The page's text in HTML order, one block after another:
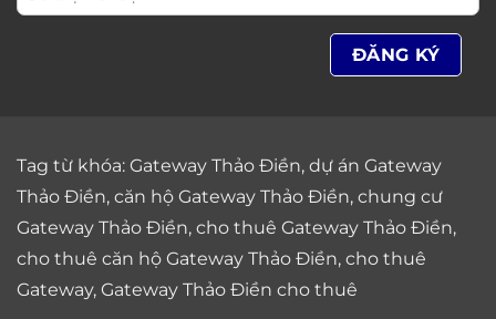
Tag từ khóa: Gateway Thảo Điền, dự án Gateway
Thảo Điền, căn hộ Gateway Thảo Điền, chung cư
Gateway Thảo Điền, cho thuê Gateway Thảo Điền,
cho thuê căn hộ Gateway Thảo Điền, cho thuê
Gateway, Gateway Thảo Điền cho thuê